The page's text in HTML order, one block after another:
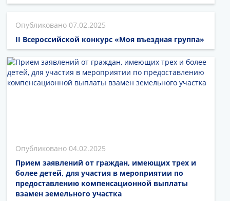
07.02.2025
II Всероссийской конкурс «Моя въездная группа»
04.02.2025
Прием заявлений от граждан, имеющих трех и
более детей, для участия в мероприятии по
предоставлению компенсационной выплаты
взамен земельного участка